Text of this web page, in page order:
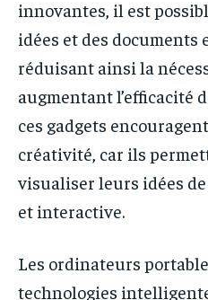
innovantes, il est
idées et des documents
réduisant ainsi la
augmentant l’efficacité
ces gadgets
créativité, car ils
visualiser leurs idées
et interactive.
Les ordinateurs
technologies